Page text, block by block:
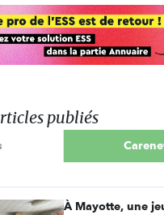
publiés
À Mayotte, une